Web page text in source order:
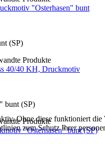
"Osterhasen" bunt
(SP)
Produkte
40/40 KH, Druckmotiv
bunt (SP)
Produkte
"Osterhasen" bunt (SP)
Ohne diese funktioniert die
zum Schutz Ihrer